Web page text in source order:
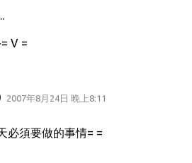
V =
2007年8月24日 晚上8:11
必須要做的事情= =